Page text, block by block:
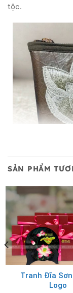
tộc.
SẢN PHẨM
Tranh Đĩa
Logo